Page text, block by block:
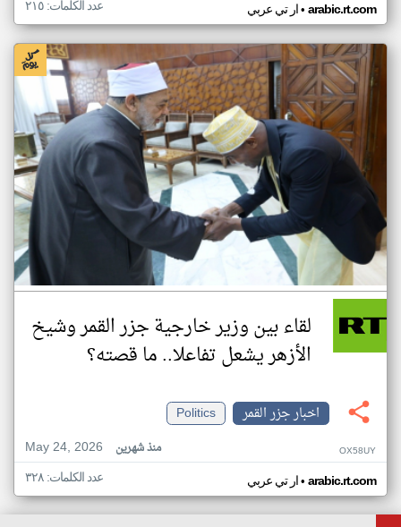
ار تي عربي• arabic.rt.com عدد الكلمات: ٢١٥
لقاء بين وزير خارجية جزر القمر وشيخ
الأزهر يشعل تفاعلا.. ما قصته؟
اخبار جزر القمر
Politics
May 24, 2026
منذ شهرين OX58UY
ار تي عربي• arabic.rt.com عدد الكلمات: ٣٢٨